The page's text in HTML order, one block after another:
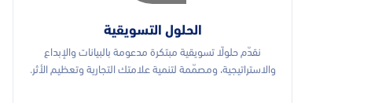
الحلول التسويقية
نقدّم حلولًا تسويقية مبتكرة مدعومة بالبيانات والإبداع
والاستراتيجية، ومصمّمة لتنمية علامتك التجارية وتعظيم الأثر.